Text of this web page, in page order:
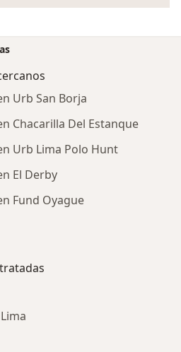
Urb San Borja
Chacarilla Del Estanque
Urb Lima Polo Hunt
El Derby
Fund Oyague